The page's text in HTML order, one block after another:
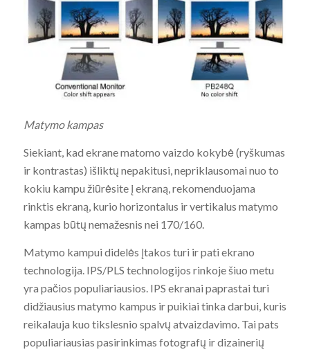
Matymo kampas
Siekiant, kad ekrane matomo vaizdo kokybė (ryškumas
ir kontrastas) išliktų nepakitusi, nepriklausomai nuo to
kokiu kampu žiūrėsite į ekraną, rekomenduojama
rinktis ekraną, kurio horizontalus ir vertikalus matymo
kampas būtų nemažesnis nei 170/160.
Matymo kampui didelės įtakos turi ir pati ekrano
technologija. IPS/PLS technologijos rinkoje šiuo metu
yra pačios populiariausios. IPS ekranai paprastai turi
didžiausius matymo kampus ir puikiai tinka darbui, kuris
reikalauja kuo tikslesnio spalvų atvaizdavimo. Tai pats
populiariausias pasirinkimas fotografų ir dizainerių